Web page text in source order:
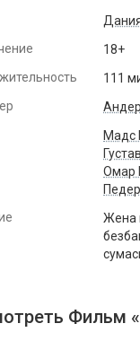
18+
111
Мадс
Омар
Жена
Фильм